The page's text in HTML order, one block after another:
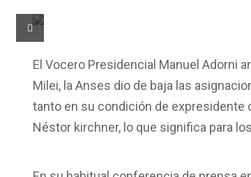
El Vocero Presidencial Manuel Adorni
Milei, la Anses dio de baja las
tanto en su condición de expresidente
Néstor kirchner, lo que significa para